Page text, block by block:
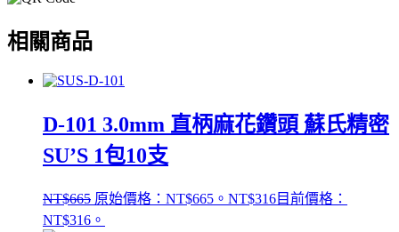
相關商品
D-101 3.0mm 直柄麻花鑽頭 蘇氏精密
SU’S 1包10支
NT$665 原始價格：NT$665。 NT$316目前價格：
NT$316。